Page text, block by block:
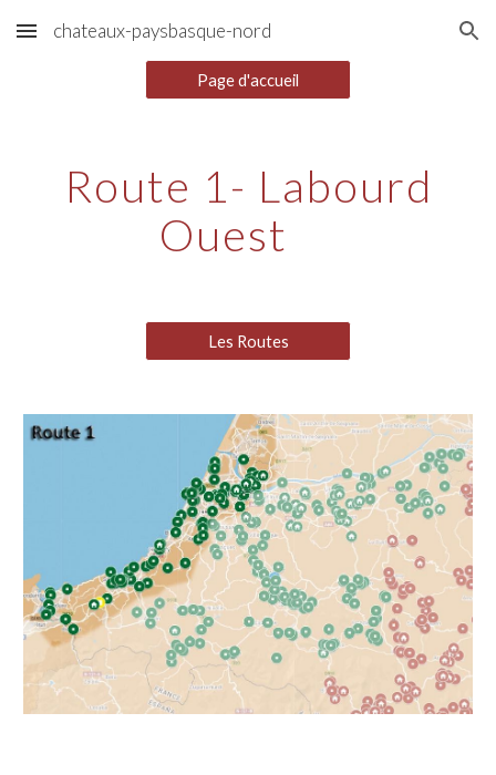
Skip to main content Skip to navigation
chateaux-paysbasque-nord
Page d'accueil
Route 1- Labourd
Ouest
Les Routes